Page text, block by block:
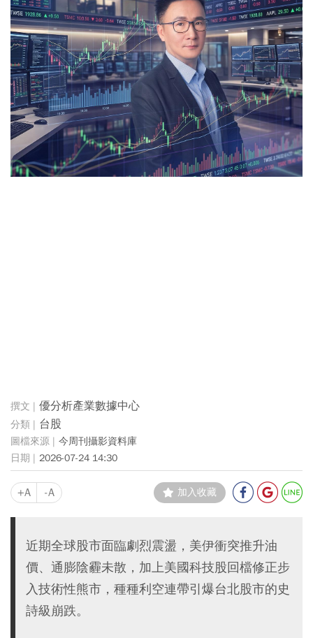
優分析產業數據中心
台股
今周刊攝影資料庫
2026-07-24 14:30
+A -A 加入收藏
近期全球股市面臨劇烈震盪，美伊衝突推升油
價、通膨陰霾未散，加上美國科技股回檔修正步
入技術性熊市，種種利空連帶引爆台北股市的史
詩級崩跌。